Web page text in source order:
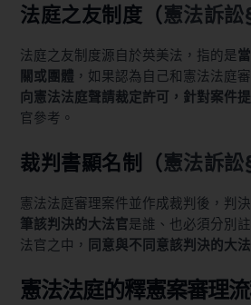
法庭之友制度（憲法訴
法庭之友制度源自於英美法，指的是
關或團體 ，如果認為自己和憲法法庭
向憲法法庭聲請裁定許可，針對案件
官參考。
裁判書顯名制（憲法訴訟
憲法法庭審理案件並作成裁判後，判
筆該判決的大法官是誰、也必須分別
法官之中， 同意與不同意該判決的大
憲法法庭的釋憲案審理